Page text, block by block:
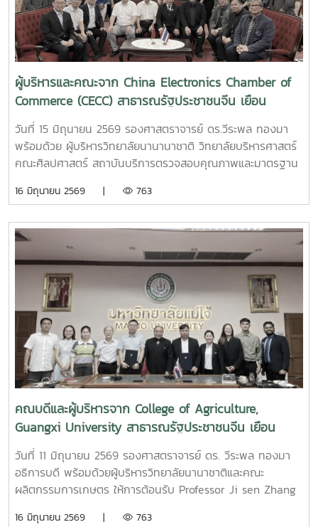
ผู้บริหารและคณะจาก China Electronics Chamber of
Commerce (CECC) สาธารณรัฐประชาชนจีน เยือน
มหาวิทยาลัย
วันที่ 15 มิถุนายน 2569 รองศาสตราจารย์ ดร.วีระพล ทองมา
พร้อมด้วย ผู้บริหารวิทยาลัยนานานาชาติ วิทยาลัยบริหารศาสตร์
คณะศิลปศาสตร์ สถาบันบริการตรวจสอบคุณภาพและมาตรฐาน
Electronics Chamber of Commerce (CECC) สาธารณรัฐ
ความร่วมมือทางวิชาการ (MOU) ร่วมกับ สถาบันบริการตรวจ
ตรวจสอบคุณภาพและมาตรฐานผลิตภัณฑ์ (IQS) มหาวิทยาลัยแม่
โจ้ ในการแลกเปลี่ยนแลกเปลี่ยนแลกเปลี่ยนแลกเปลี่ยนแลก
เปลี่ยนแลกเปลี่ยนแลกเปลี่ยนพัฒนาและแลกเปลี่ยนเรียนรู้ทาง
ด้านวิชาการร่วมกันนอกจากนี้ ได้เยี่ยมชมสถาบันตรวจสอบ
คุณภาพและมาตรฐานผลิตภัณฑ์ (IQS) และ คณะศิลปศาสตร์
16 มิถุนายน 2569 | 763
คณบดีและผู้บริหารจาก College of Agriculture,
Guangxi University สาธารณรัฐประชาชนจีน เยือน
มหาวิทยาลัยแม่โจ้
วันที่ 11 มิถุนายน 2569 รองศาสตราจารย์ ดร. วีระพล ทองมา
อธิการบดี พร้อมด้วยผู้บริหารวิทยาลัยนานาชาติและคณะ
ผลิตกรรมการเกษตร ให้การต้อนรับ Professor Ji sen Zhang
16 มิถุนายน 2569 | 763